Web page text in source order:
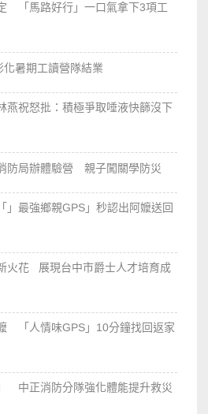
「馬路好行」一口氣拿下3項工
暑期工讀營隊結業
燕祝怒批：積極爭取唾液快篩沒下
防局辦體驗營 親子闖關學防災
」最強鄉親GPS」秒認出阿嬤送回
火花 展現台中市爵士人才培育成
「人情味GPS」10分鐘找回返家
中正消防分隊強化體能提升救災